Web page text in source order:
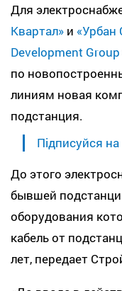
Для
Квартал» и «Урбан
Development Group
по
линиям новая
подстанция.
Підписуйся
До этого
бывшей
оборудования
кабель от
лет, передает